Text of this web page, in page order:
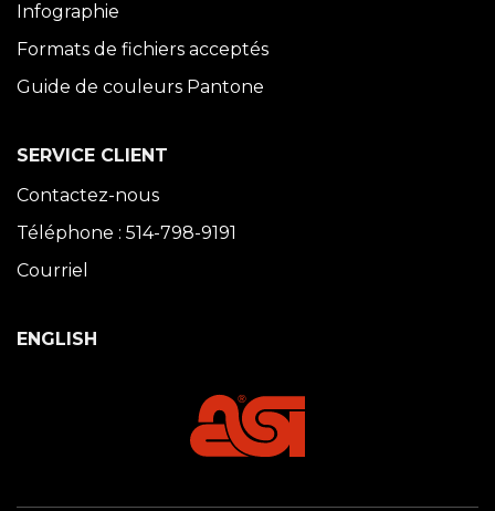
Infographie
Formats de fichiers acceptés
Guide de couleurs Pantone
SERVICE CLIENT
Contactez-nous
Téléphone : 514-798-9191
Courriel
ENGLISH